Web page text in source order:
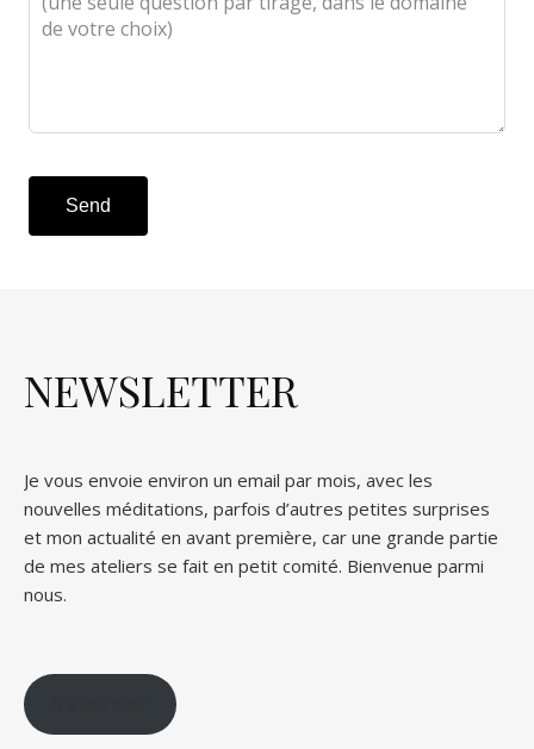
Send
NEWSLETTER
Je vous envoie environ un email par mois, avec les
nouvelles méditations, parfois d’autres petites surprises
et mon actualité en avant première, car une grande partie
de mes ateliers se fait en petit comité. Bienvenue parmi
nous.